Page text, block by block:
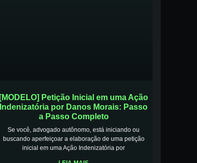
[MODELO] Petição Inicial em uma Ação
Indenizatória por Danos Morais: Passo
a Passo Completo
Se você, advogado autônomo, está iniciando ou
buscando aperfeiçoar a elaboração de uma petição
inicial em uma Ação Indenizatória por